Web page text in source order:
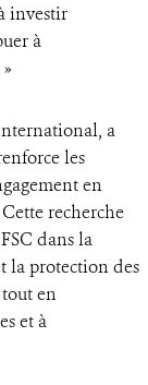
investir
à
a
les
en
recherche
dans la
la protection des
tout en
et à